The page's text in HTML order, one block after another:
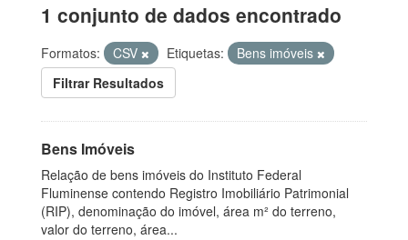
1 conjunto de dados encontrado
Formatos: CSV Etiquetas:
Bens imóveis
Filtrar Resultados
Bens Imóveis
Relação de bens imóveis do Instituto Federal
Fluminense contendo Registro Imobiliário Patrimonial
(RIP), denominação do imóvel, área m² do terreno,
valor do terreno, área...